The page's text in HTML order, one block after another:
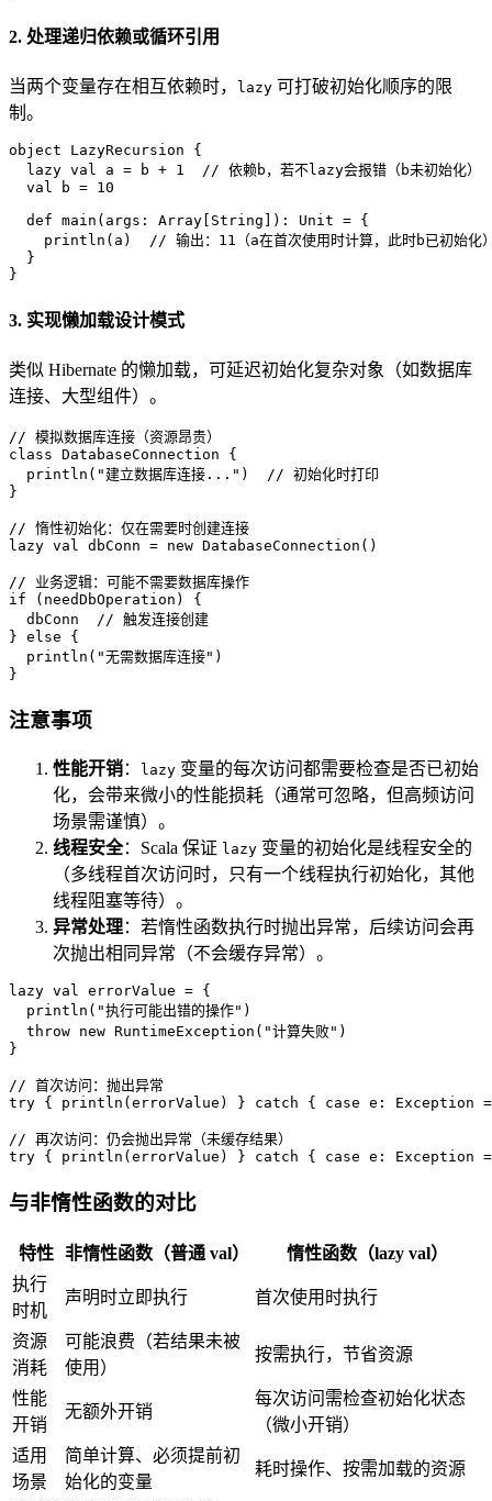
2. 处理递归依赖或循环引用
当两个变量存在相互依赖时， lazy 可打破初始化顺序的限
制。
object LazyRecursion
{
lazy val a = b + 1
// 依赖b，若不lazy会报错（b未初始化）
val
b = 10
def main (args: Array String ]): Unit = {
    println(a)
// 输出：11（a在首次使用时计算，此时b已初始化
  }
}
3. 实现懒加载设计模式
类似 Hibernate 的懒加载，可延迟初始化复杂对象（如数据库
连接、大型组件）。
// 模拟数据库连接（资源昂贵）
class DatabaseConnection
{
  println(
"建立数据库连接..." ) // 初始化时打印
}
// 惰性初始化：仅在需要时创建连接
lazy val dbConn = new DatabaseConnection ()
// 业务逻辑：可能不需要数据库操作
if (needDbOperation) {
  dbConn
// 触发连接创建
} else {
  println(
"无需数据库连接" )
}
注意事项
性能开销： lazy 变量的每次访问都需要检查是否已初始
化，会带来微小的性能损耗（通常可忽略，但高频访问
场景需谨慎）。
线程安全：Scala 保证 lazy 变量的初始化是线程安全的
（多线程首次访问时，只有一个线程执行初始化，其他
线程阻塞等待）。
异常处理：若惰性函数执行时抛出异常，后续访问会再
次抛出相同异常（不会缓存异常）。
lazy val
errorValue = {
  println(
"执行可能出错的操作" )
throw new RuntimeException ( "计算失败" )
}
// 首次访问：抛出异常
try { println(errorValue) } catch { case e: Exception
// 再次访问：仍会抛出异常（未缓存结果）
try { println(errorValue) } catch { case e: Exception
与非惰性函数的对比
特性 非惰性函数（普通 val）
惰性函数（lazy val）
执行
时机
声明时立即执行 首次使用时执行
资源
消耗
可能浪费（若结果未被
使用）
按需执行，节省资源
性能
开销
无额外开销
每次访问需检查初始化状态
（微小开销）
适用
场景
简单计算、必须提前初
始化的变量
耗时操作、按需加载的资源